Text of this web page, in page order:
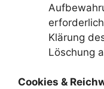
Klärung
Löschung
Cookies &